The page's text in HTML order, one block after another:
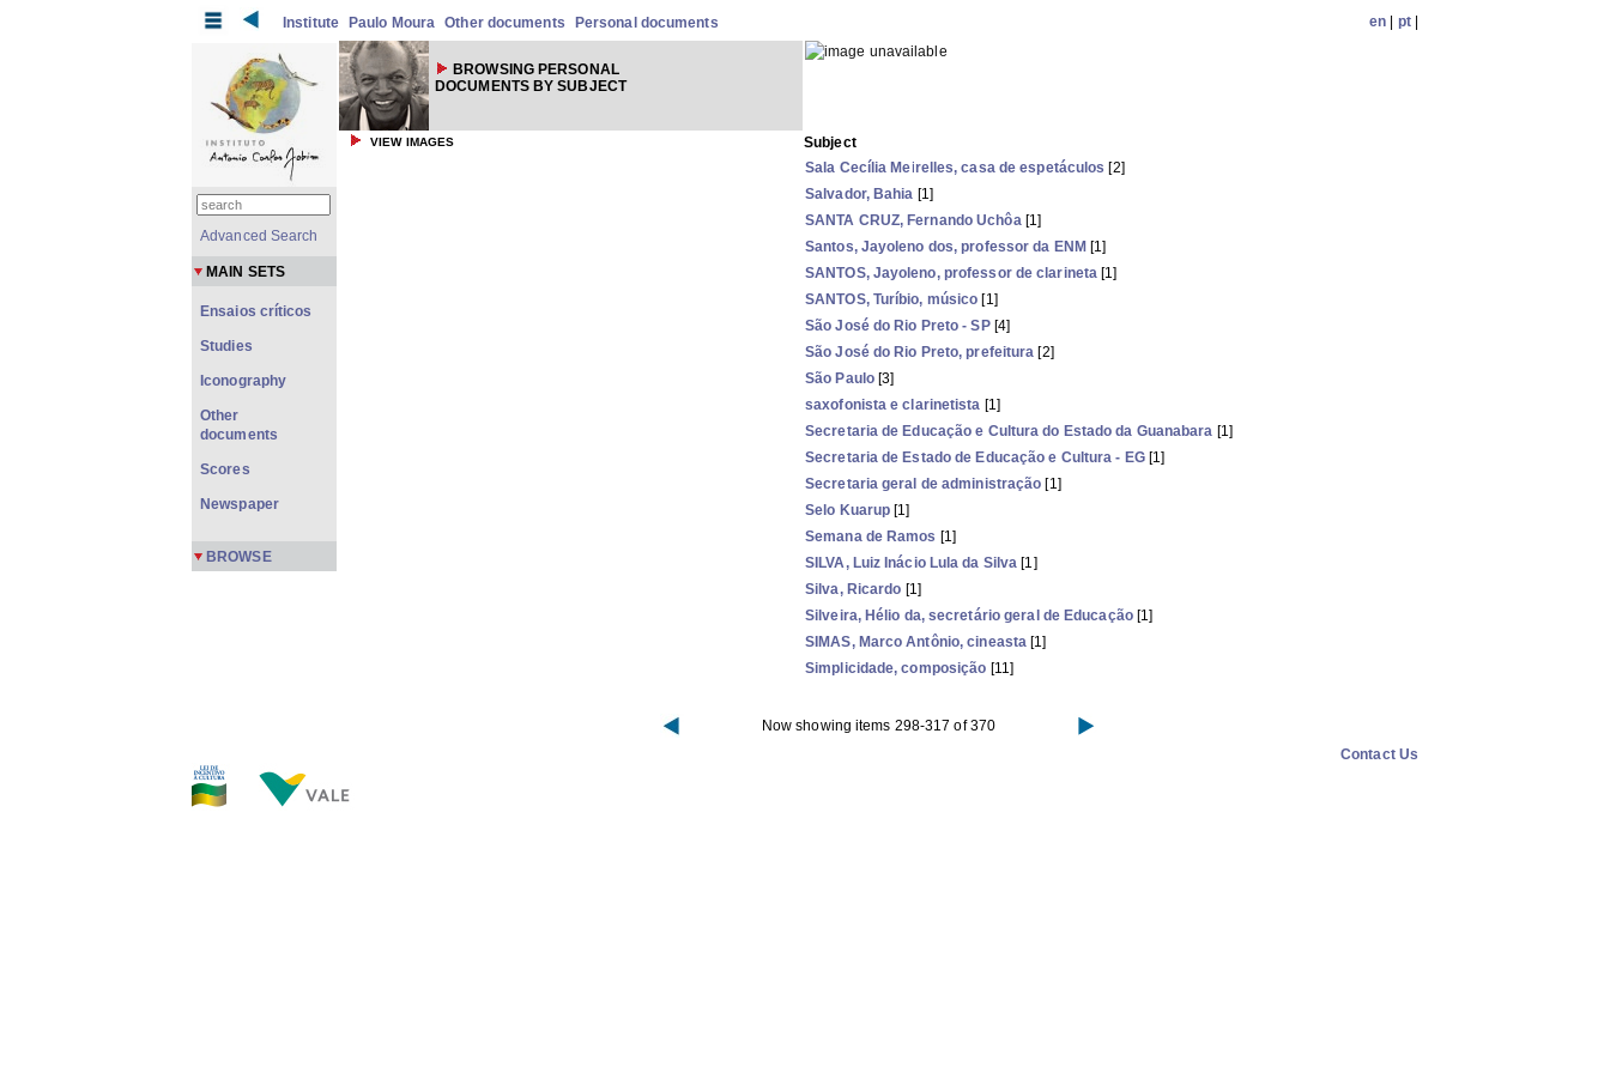
Institute Paulo Moura Other documents Personal documents en pt|
BROWSING PERSONAL
DOCUMENTS BY SUBJECT
VIEW IMAGES
Subject
Sala Cecília Meirelles, casa de espetáculos [2]
Salvador, Bahia [1]
SANTA CRUZ, Fernando Uchôa[1]
Santos, Jayoleno dos, professor da ENM [1]
SANTOS, Jayoleno, professor de clarineta [1]
SANTOS, Turíbio, músico [1]
São José do Rio Preto - SP[4]
São José do Rio Preto, prefeitura [2]
São Paulo[3]
saxofonista e clarinetista [1]
Secretaria de Educação e Cultura do Estado da Guanabara [1]
Secretaria de Estado de Educação e Cultura - EG[1]
Secretaria geral de administração [1]
Selo Kuarup [1]
Semana de Ramos [1]
SILVA, Luiz Inácio Lula da Silva [1]
Silva, Ricardo [1]
Silveira, Hélio da, secretário geral de Educação[1]
SIMAS, Marco Antônio, cineasta [1]
Simplicidade, composição [11]
Now showing items 298-317 of 370
Advanced Search
MAIN SETS
Ensaios críticos
Studies
Iconography
Other
documents
Scores
Newspaper
BROWSE
Contact Us